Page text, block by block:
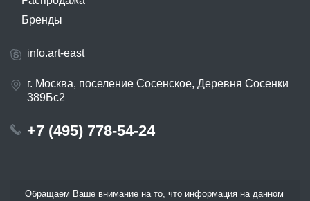
Бренды
info.art-east
г. Москва, поселение Сосенское, Деревня Сосенки
389Бс2
+7 (495) 778-54-24
Обращаем Ваше внимание на то, что информация на данном